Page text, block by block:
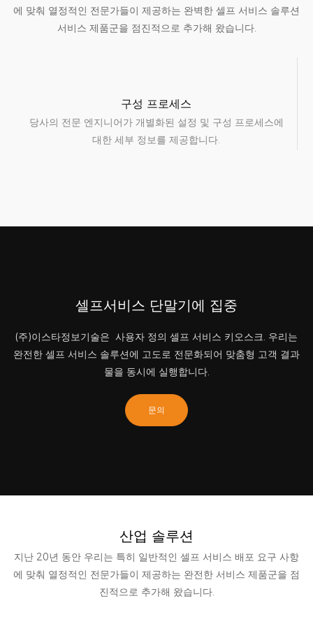
에 맞춰 열정적인 전문가들이 제공하는 완벽한 셀프 서비스 솔루션
서비스 제품군을 점진적으로 추가해 왔습니다.
구성 프로세스
당사의 전문 엔지니어가 개별화된 설정 및 구성 프로세스에
대한 세부 정보를 제공합니다.
셀프서비스 단말기에 집중
(주)이스타정보기술은 사용자 정의 셀프 서비스 키오스크. 우리는
완전한 셀프 서비스 솔루션에 고도로 전문화되어 맞춤형 고객 결과
물을 동시에 실행합니다.
문의
산업 솔루션
지난 20년 동안 우리는 특히 일반적인 셀프 서비스 배포 요구 사항
에 맞춰 열정적인 전문가들이 제공하는 완전한 서비스 제품군을 점
진적으로 추가해 왔습니다.